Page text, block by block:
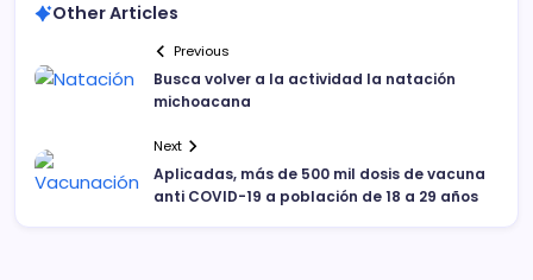
Other Articles
Previous
Busca volver a la actividad la natación
michoacana
Next
Aplicadas, más de 500 mil dosis de vacuna
anti COVID-19 a población de 18 a 29 años